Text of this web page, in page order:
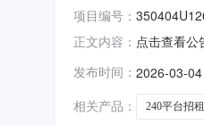
项目编号：
正文内容： 点击查看
发布时间： 2026-03-04
相关产品：
240平台招租